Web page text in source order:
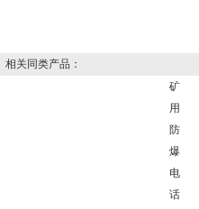
相关同类产品：
矿
用
防
爆
电
话